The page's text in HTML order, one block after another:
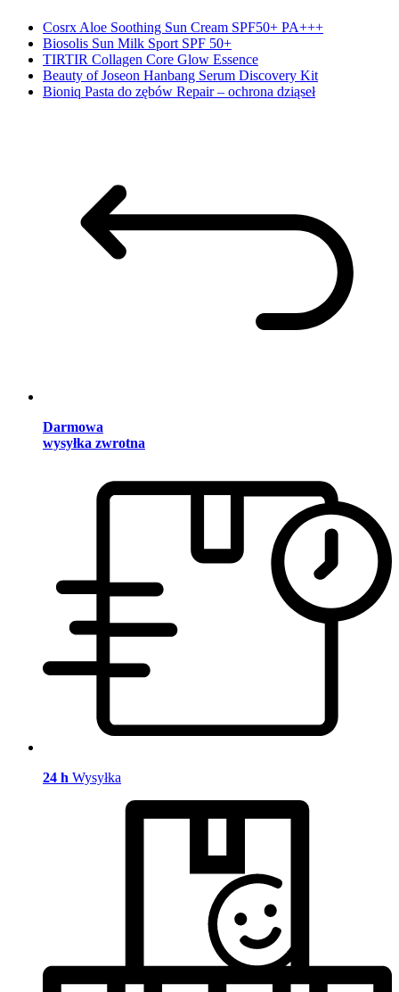
Cosrx Aloe Soothing Sun Cream SPF50+ PA+++
Biosolis Sun Milk Sport SPF 50+
TIRTIR Collagen Core Glow Essence
Beauty of Joseon Hanbang Serum Discovery Kit
Bioniq Pasta do zębów Repair – ochrona dziąseł
Darmowa
wysyłka zwrotna
24 h Wysyłka